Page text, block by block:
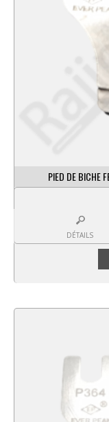
PIED DE BICHE
DÉTAILS